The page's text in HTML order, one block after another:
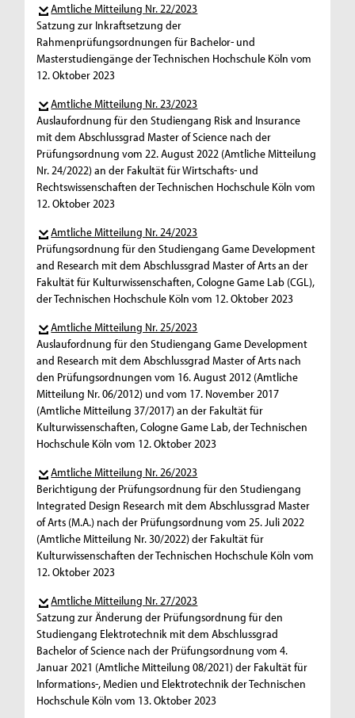
Amtliche Mitteilung Nr. 22/2023
Satzung zur Inkraftsetzung der
Rahmenprüfungsordnungen für Bachelor- und
Masterstudiengänge der Technischen Hochschule Köln vom
12. Oktober 2023
Amtliche Mitteilung Nr. 23/2023
Auslaufordnung für den Studiengang Risk and Insurance
mit dem Abschlussgrad Master of Science nach der
Prüfungsordnung vom 22. August 2022 (Amtliche Mitteilung
Nr. 24/2022) an der Fakultät für Wirtschafts- und
Rechtswissenschaften der Technischen Hochschule Köln vom
12. Oktober 2023
Amtliche Mitteilung Nr. 24/2023
Prüfungsordnung für den Studiengang Game Development
and Research mit dem Abschlussgrad Master of Arts an der
Fakultät für Kulturwissenschaften, Cologne Game Lab (CGL),
der Technischen Hochschule Köln vom 12. Oktober 2023
Amtliche Mitteilung Nr. 25/2023
Auslaufordnung für den Studiengang Game Development
and Research mit dem Abschlussgrad Master of Arts nach
den Prüfungsordnungen vom 16. August 2012 (Amtliche
Mitteilung Nr. 06/2012) und vom 17. November 2017
(Amtliche Mitteilung 37/2017) an der Fakultät für
Kulturwissenschaften, Cologne Game Lab, der Technischen
Hochschule Köln vom 12. Oktober 2023
Amtliche Mitteilung Nr. 26/2023
Berichtigung der Prüfungsordnung für den Studiengang
Integrated Design Research mit dem Abschlussgrad Master
of Arts (M.A.) nach der Prüfungsordnung vom 25. Juli 2022
(Amtliche Mitteilung Nr. 30/2022) der Fakultät für
Kulturwissenschaften der Technischen Hochschule Köln vom
12. Oktober 2023
Amtliche Mitteilung Nr. 27/2023
Satzung zur Änderung der Prüfungsordnung für den
Studiengang Elektrotechnik mit dem Abschlussgrad
Bachelor of Science nach der Prüfungsordnung vom 4.
Januar 2021 (Amtliche Mitteilung 08/2021) der Fakultät für
Informations-, Medien und Elektrotechnik der Technischen
Hochschule Köln vom 13. Oktober 2023